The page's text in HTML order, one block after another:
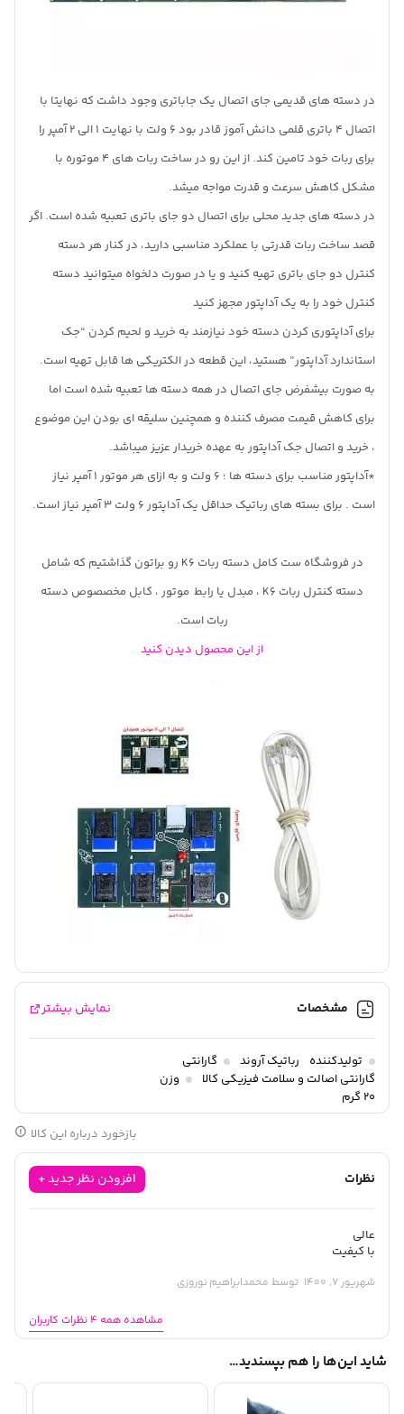
در دسته های قدیمی جای اتصال یک جاباتری وجود داشت که نهایتا با
اتصال 4 باتری قلمی دانش آموز قادر بود 6 ولت با نهایت 1 الی 2 آمپر را
برای ربات خود تامین کند. از این رو در ساخت ربات های 4 موتوره با
مشکل کاهش سرعت و قدرت مواجه میشد.
در دسته های جدید محلی برای اتصال دو جای باتری تعبیه شده است. اگر
قصد ساخت ربات قدرتی با عملکرد مناسبی دارید، در کنار هر دسته
کنترل دو جای باتری تهیه کنید و یا در صورت دلخواه میتوانید دسته
کنترل خود را به یک آداپتور مجهز کنید
برای آداپتوری کردن دسته خود نیازمند به خرید و لحیم کردن “جک
استاندارد آداپتور” هستید، این قطعه در الکتریکی ها قابل تهیه است.
به صورت بیشفرض جای اتصال در همه دسته ها تعبیه شده است اما
برای کاهش قیمت مصرف کننده و همچنین سلیقه ای بودن این موضوع
، خرید و اتصال جک آداپتور به عهده خریدار عزیز میباشد.
*آداپتور مناسب برای دسته ها ؛ 6 ولت و به ازای هر موتور 1 آمپر نیاز
است . برای بسته های رباتیک حداقل یک آداپتور 6 ولت 3 آمپر نیاز است.
در فروشگاه ست کامل دسته ربات K6 رو براتون گذاشتیم که شامل
دسته کنترل ربات K6 ، مبدل یا رابط موتور ، کابل مخصصوص دسته
ربات است.
از این محصول دیدن کنید
مشخصات نمایش بیشتر
تولیدکننده رباتیک آروند
گارانتی
گارانتی اصالت و سلامت فیزیکی کالا
وزن
20 گرم
بازخورد درباره این کالا
نظرات افزودن نظر جدید +
توسط محمدابراهیم نوروزی شهریور 7, 1400
عالی
با کیفیت
مشاهده همه 4 نظرات کاربران
شاید این‌ها را هم بپسندید…